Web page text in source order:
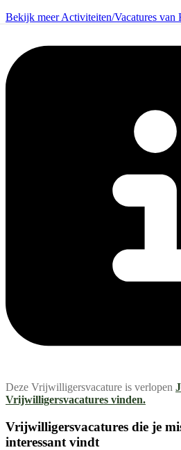
Bekijk meer Activiteiten/Vacatures
Deze Vrijwilligersvacature is verlopen
Vrijwilligersvacatures vinden.
Vrijwilligersvacatures die je
interessant vindt